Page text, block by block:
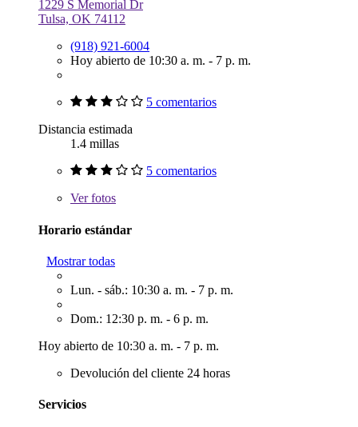
1229 S Memorial Dr
Tulsa, OK 74112
(918) 921-6004
Hoy abierto de 10:30 a. m. - 7 p. m.
5 comentarios
Distancia estimada
1.4 millas
5 comentarios
Verfotos
Horario estándar
Mostrar todas
Lun. - sáb.: 10:30 a. m. - 7 p. m.
Dom.: 12:30 p. m. - 6 p. m.
Hoy abierto de 10:30 a. m. - 7 p. m.
Devolución del cliente 24 horas
Servicios